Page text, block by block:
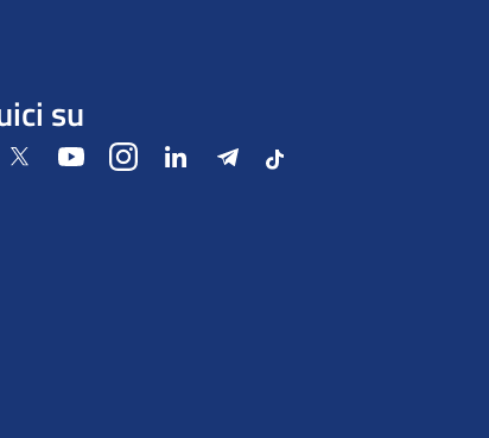
su
Twitter YoutubeInstagramLinkedIn Telegram
Tiktok